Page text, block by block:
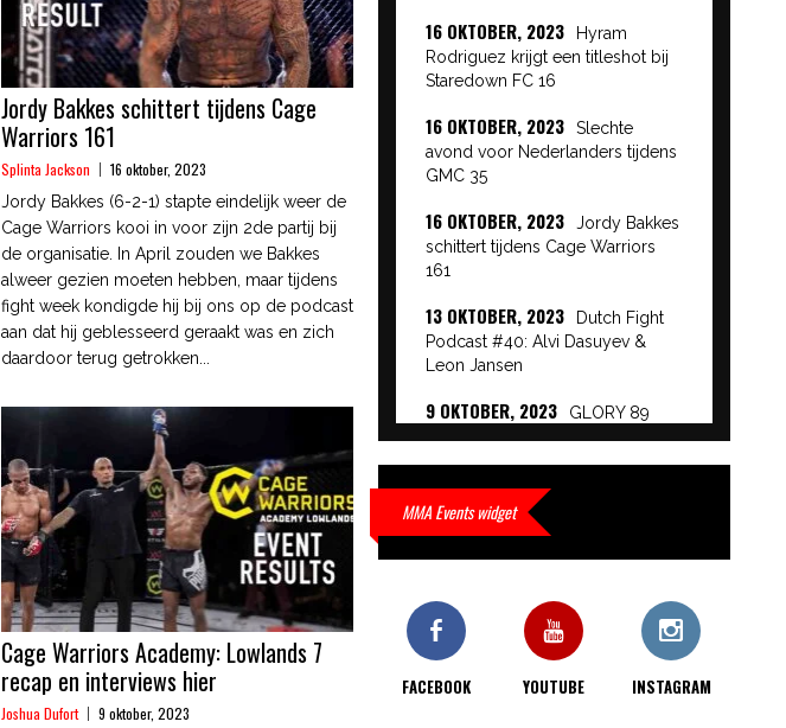
Jordy Bakkes schittert tijdens Cage
Warriors 161
Splinta Jackson 16 oktober, 2023
Jordy Bakkes (6-2-1) stapte eindelijk weer de
Cage Warriors kooi in voor zijn 2de partij bij
de organisatie. In April zouden we Bakkes
alweer gezien moeten hebben, maar tijdens
fight week kondigde hij bij ons op de podcast
aan dat hij geblesseerd geraakt was en zich
daardoor terug getrokken...
Cage Warriors Academy: Lowlands 7
recap en interviews hier
Joshua Dufort 9 oktober, 2023
16 OKTOBER, 2023
Hyram
Rodriguez krijgt een titleshot bij
Staredown FC 16
16 OKTOBER, 2023
Slechte
avond voor Nederlanders tijdens
GMC 35
16 OKTOBER, 2023
Jordy Bakkes
schittert tijdens Cage Warriors
161
13 OKTOBER, 2023
Dutch Fight
Podcast #40: Alvi Dasuyev &
Leon Jansen
9 OKTOBER, 2023
GLORY 89
Beatdown 9 Event Results
interviews hier
9 OKTOBER, 2023
Alvi Dasuyev
gemaakt is…
MMA Events widget
FACEBOOK YOUTUBE INSTAGRAM